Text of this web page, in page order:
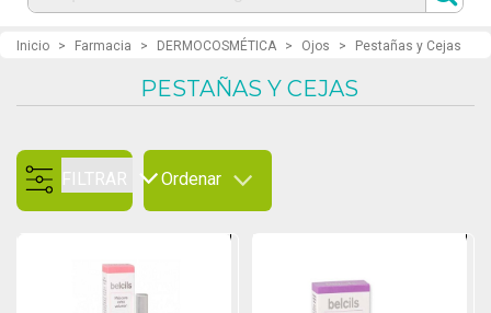
Inicio > Farmacia > DERMOCOSMÉTICA > Ojos > Pestañas y Cejas
PESTAÑAS Y CEJAS
FILTRAR Ordenar